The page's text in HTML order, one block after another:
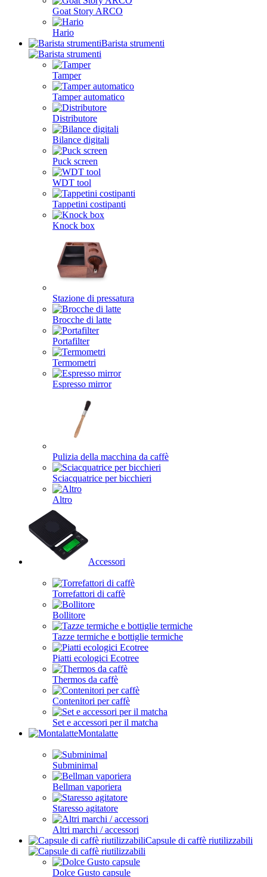
Goat Story ARCO
Hario
Barista strumenti
Tamper
Tamper automatico
Distributore
Bilance digitali
Puck screen
WDT tool
Tappetini costipanti
Knock box
Stazione di pressatura
Brocche di latte
Portafilter
Termometri
Espresso mirror
Pulizia della macchina da caffè
Sciacquatrice per bicchieri
Altro
Accessori